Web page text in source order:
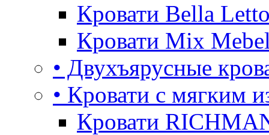
Кровати Bella
Кровати Mix
• Двухъярусные
• Кровати с мягким
Кровати